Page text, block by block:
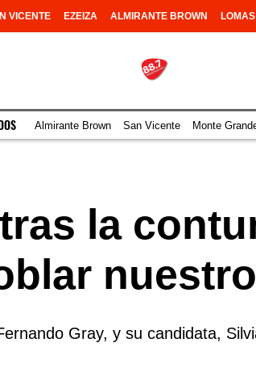
VICENTE EZEIZA ALMIRANTE BROWN
Almirante Brown San Vicente Monte
la
Gray, y su candidata,